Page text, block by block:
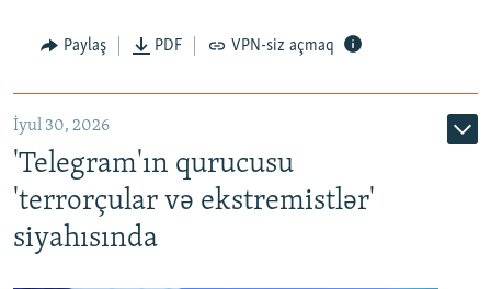
Paylaş PDF VPN-siz açmaq
İyul 30, 2026
'Telegram'ın qurucusu
'terrorçular və ekstremistlər'
siyahısında